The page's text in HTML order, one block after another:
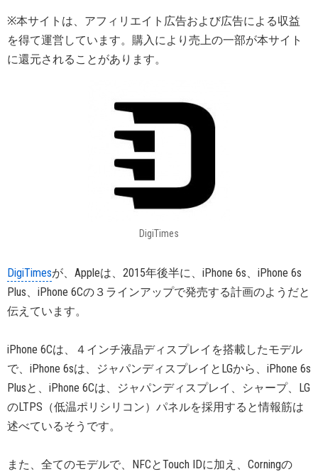
※本サイトは、アフィリエイト広告および広告による収益
を得て運営しています。購入により売上の一部が本サイト
に還元されることがあります。
DigiTimes
DigiTimesが、Appleは、2015年後半に、iPhone 6s、iPhone 6s
Plus、iPhone 6Cの３ラインアップで発売する計画のようだと
伝えています。
iPhone 6Cは、４インチ液晶ディスプレイを搭載したモデル
で、iPhone 6sは、ジャパンディスプレイとLGから、iPhone 6s
Plusと、iPhone 6Cは、ジャパンディスプレイ、シャープ、LG
のLTPS（低温ポリシリコン）パネルを採用すると情報筋は
述べているそうです。
また、全てのモデルで、NFCとTouch IDに加え、Corningの